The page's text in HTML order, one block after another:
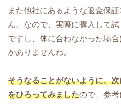
また他社にあるような返金保
ん。なので、実際に購入して
ですし、体に合わなかった場
かありませんね。
そうなることがないように、
をひろってみましたので、参考